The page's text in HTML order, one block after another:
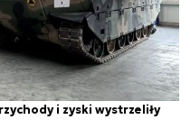
i zyski wystrzeliły